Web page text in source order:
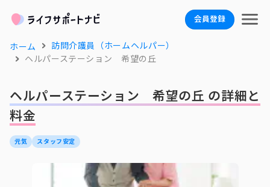
会員登録
ホーム
訪問介護員（ホームヘルパー）
ヘルパーステーション 希望の丘
ヘルパーステーション 希望の丘 の詳細と
料金
元気 スタッフ安定